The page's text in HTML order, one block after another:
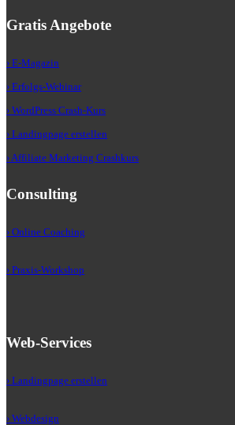
Gratis Angebote
› E-Magazin
› Erfolgs-Webinar
› WordPress Crash-Kurs
› Landingpage erstellen
› Affiliate Marketing Crashkurs
Consulting
› Online Coaching
› Praxis-Workshop
Web-Services
› Landingpage erstellen
› Webdesign